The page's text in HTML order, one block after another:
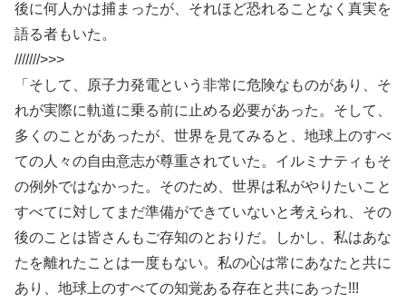
後に何人かは捕まったが、それほど恐れることなく真実を
語る者もいた。
///////>>>
「そして、原子力発電という非常に危険なものがあり、そ
れが実際に軌道に乗る前に止める必要があった。そして、
多くのことがあったが、世界を見てみると、地球上のすべ
ての人々の自由意志が尊重されていた。イルミナティもそ
の例外ではなかった。そのため、世界は私がやりたいこと
すべてに対してまだ準備ができていないと考えられ、その
後のことは皆さんもご存知のとおりだ。しかし、私はあな
たを離れたことは一度もない。私の心は常にあなたと共に
あり、地球上のすべての知覚ある存在と共にあった!!!